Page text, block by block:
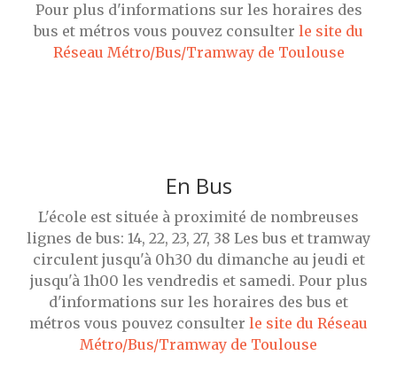
Pour plus d'informations sur les horaires des
bus et métros vous pouvez consulter le site du
Réseau Métro/Bus/Tramway de Toulouse
En Bus
L'école est située à proximité de nombreuses
lignes de bus: 14, 22, 23, 27, 38 Les bus et tramway
circulent jusqu'à 0h30 du dimanche au jeudi et
jusqu'à 1h00 les vendredis et samedi. Pour plus
d'informations sur les horaires des bus et
métros vous pouvez consulter le site du Réseau
Métro/Bus/Tramway de Toulouse